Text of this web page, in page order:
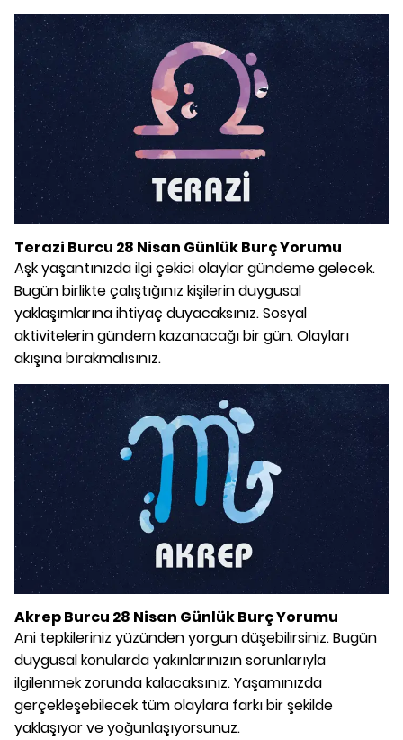
Terazi Burcu 28 Nisan Günlük Burç Yorumu
Aşk yaşantınızda ilgi çekici olaylar gündeme gelecek.
Bugün birlikte çalıştığınız kişilerin duygusal
yaklaşımlarına ihtiyaç duyacaksınız. Sosyal
aktivitelerin gündem kazanacağı bir gün. Olayları
akışına bırakmalısınız.
Akrep Burcu 28 Nisan Günlük Burç Yorumu
Ani tepkileriniz yüzünden yorgun düşebilirsiniz. Bugün
duygusal konularda yakınlarınızın sorunlarıyla
ilgilenmek zorunda kalacaksınız. Yaşamınızda
gerçekleşebilecek tüm olaylara farkı bir şekilde
yaklaşıyor ve yoğunlaşıyorsunuz.